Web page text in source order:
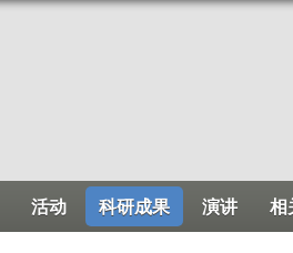
主
要
活动 科研成果 演讲 相